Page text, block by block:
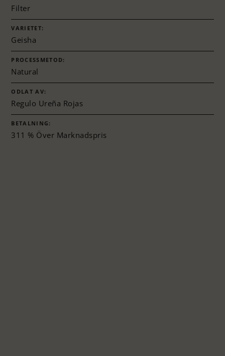
Filter
VARIETET:
Geisha
PROCESSMETOD:
Natural
ODLAT AV:
Regulo Ureña Rojas
BETALNING:
311 % Över Marknadspris